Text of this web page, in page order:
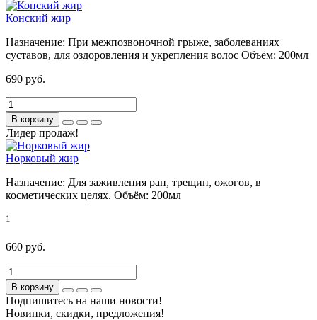
Конский жир
Назначение: При межпозвоночной грыже, заболеваниях
суставов, для оздоровления и укрепления волос Объём: 200мл
690 руб.
В корзину
Лидер продаж!
Норковый жир
Назначение: Для заживления ран, трещин, ожогов, в
косметических целях. Объём: 200мл
1
660 руб.
В корзину
Подпишитесь на наши новости!
Новинки, скидки, предложения!